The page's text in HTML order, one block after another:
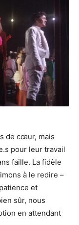
de cœur, mais
pour leur travail
faille. La fidèle
à le redire –
et
sûr, nous
en attendant